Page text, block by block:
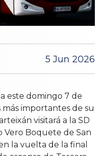
5 Jun 2026
este domingo 7 de
importantes de su
visitará a la SD
Vero Boquete de San
la vuelta de la final